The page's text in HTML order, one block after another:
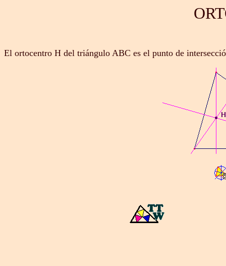
El ortocentro H del triángulo ABC es el punto de